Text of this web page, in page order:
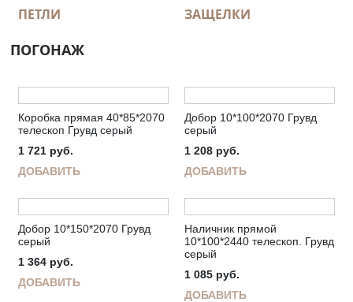
ПЕТЛИ ЗАЩЕЛКИ
ПОГОНАЖ
Коробка прямая 40*85*2070
телескоп Грувд серый
1 721 руб.
ДОБАВИТЬ
Добор 10*100*2070 Грувд
серый
1 208 руб.
ДОБАВИТЬ
Добор 10*150*2070 Грувд
серый
1 364 руб.
ДОБАВИТЬ
Наличник прямой
10*100*2440 телескоп. Грувд
серый
1 085 руб.
ДОБАВИТЬ